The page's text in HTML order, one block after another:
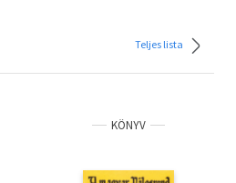
Teljes lista
KÖNYV